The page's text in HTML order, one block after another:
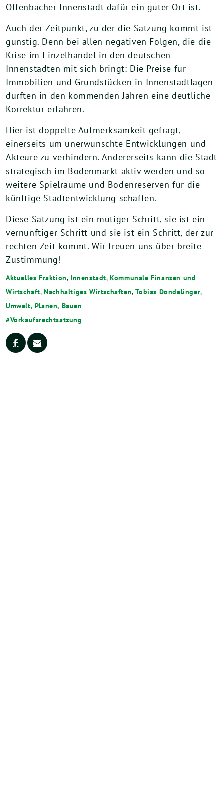
Offenbacher Innenstadt dafür ein guter Ort ist.
Auch der Zeitpunkt, zu der die Satzung kommt ist
günstig. Denn bei allen negativen Folgen, die die
Krise im Einzelhandel in den deutschen
Innenstädten mit sich bringt: Die Preise für
Immobilien und Grundstücken in Innenstadtlagen
dürften in den kommenden Jahren eine deutliche
Korrektur erfahren.
Hier ist doppelte Aufmerksamkeit gefragt,
einerseits um unerwünschte Entwicklungen und
Akteure zu verhindern. Andererseits kann die Stadt
strategisch im Bodenmarkt aktiv werden und so
weitere Spielräume und Bodenreserven für die
künftige Stadtentwicklung schaffen.
Diese Satzung ist ein mutiger Schritt, sie ist ein
vernünftiger Schritt und sie ist ein Schritt, der zur
rechten Zeit kommt. Wir freuen uns über breite
Zustimmung!
Aktuelles Fraktion, Innenstadt,Kommunale Finanzen und
Wirtschaft,Nachhaltiges Wirtschaften,Tobias Dondelinger,
Umwelt, Planen, Bauen
Vorkaufsrechtsatzung